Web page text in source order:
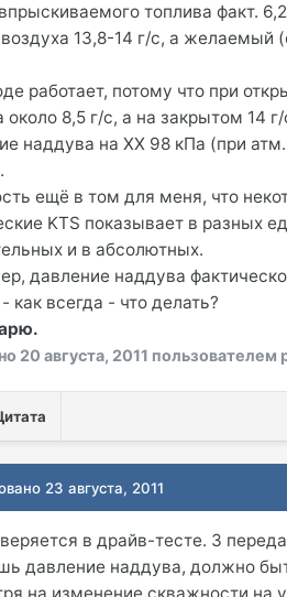
топлива факт.
13,8-14 г/с, а желаемый
работает, потому что при
около 8,5 г/с, а на закрытом 14 г/
наддува на ХХ 98 кПа (при
ещё в том для меня, что
KTS показывает в разных
и в абсолютных.
давление наддува
- как всегда - что делать?
20 августа, 2011 пользователем
23 августа, 2011
в драйв-тесте. 3
давление наддува, должно
на изменение скважности на